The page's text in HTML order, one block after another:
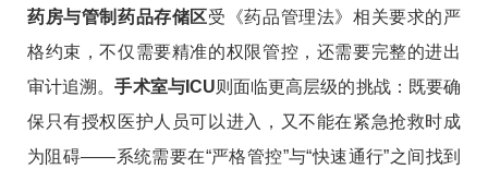
药房与管制药品存储区受《药品管理法》相关要求的严
格约束，不仅需要精准的权限管控，还需要完整的进出
审计追溯。手术室与ICU则面临更高层级的挑战：既要确
保只有授权医护人员可以进入，又不能在紧急抢救时成
为阻碍——系统需要在“严格管控”与“快速通行”之间找到